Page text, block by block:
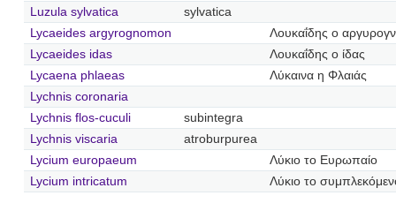
Luzula sylvatica
sylvatica
Lycaeides argyrognomon
Λουκαΐδης ο
Lycaeides idas
Λουκαΐδης ο ίδας
Lycaena phlaeas
Λύκαινα η Φλαιάς
Lychnis coronaria
Lychnis flos-cuculi
subintegra
Lychnis viscaria
atroburpurea
Lycium europaeum
Λύκιο το Ευρωπαίο
Lycium intricatum
Λύκιο το